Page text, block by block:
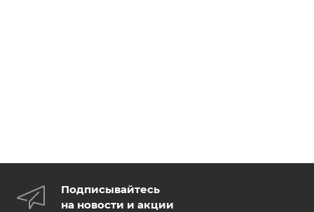
Подписывайтесь
на новости и акции